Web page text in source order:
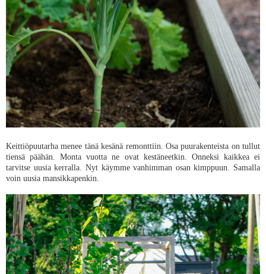
Keittiöpuutarha menee tänä kesänä remonttiin. Osa puurakenteista on tullut
tiensä päähän. Monta vuotta ne ovat kestäneetkin. Onneksi kaikkea ei
tarvitse uusia kerralla. Nyt käymme vanhimman osan kimppuun. Samalla
voin uusia mansikkapenkin.